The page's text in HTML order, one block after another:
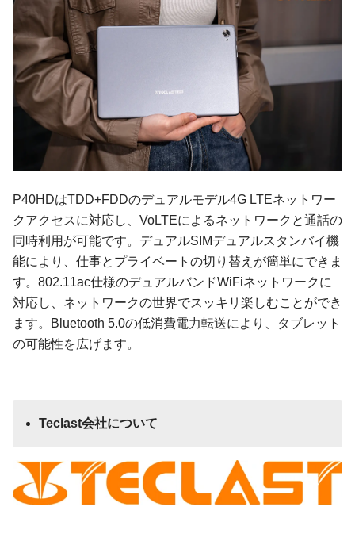
P40HDはTDD+FDDのデュアルモデル4G LTEネットワー
クアクセスに対応し、VoLTEによるネットワークと通話の
同時利用が可能です。デュアルSIMデュアルスタンバイ機
能により、仕事とプライベートの切り替えが簡単にできま
す。802.11ac仕様のデュアルバンドWiFiネットワークに
対応し、ネットワークの世界でスッキリ楽しむことができ
ます。Bluetooth 5.0の低消費電力転送により、タブレット
の可能性を広げます。
Teclast会社について